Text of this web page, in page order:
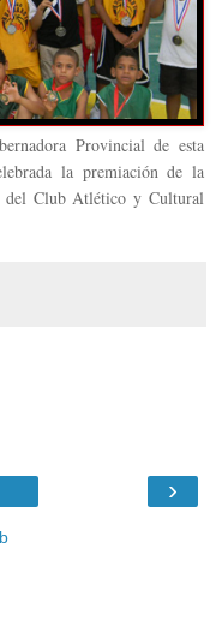
Provincial de esta
la premiación de la
del Club Atlético y Cultural
›